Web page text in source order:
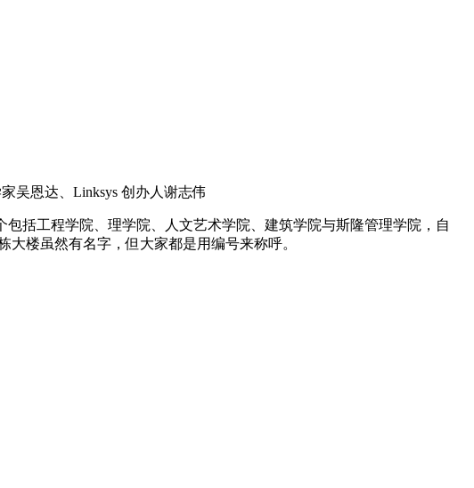
吴恩达、Linksys 创办人谢志伟
括工程学院、理学院、人文艺术学院、建筑学院与斯隆管理学院，自
楼虽然有名字，但大家都是用编号来称呼。